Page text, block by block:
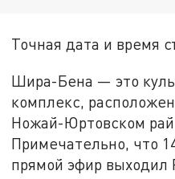
Точная дата и время
Шира-Бена — это
комплекс,
Ножай-Юртовском
Примечательно, что
прямой эфир выходил